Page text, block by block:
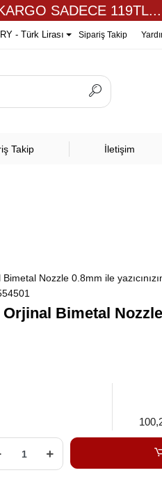
SADECE 119TL...
- Türk Lirası Sipariş Takip
Takip İletişim
Nozzle 0.8mm ile
Orjinal Bimetal